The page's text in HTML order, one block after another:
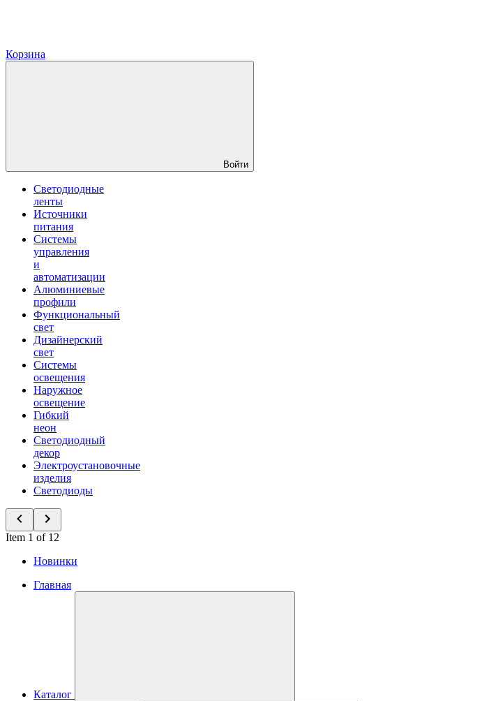
Корзина
Войти
Светодиодные
ленты
Источники
питания
Системы
управления
и
автоматизации
Алюминиевые
профили
Функциональный
свет
Дизайнерский
свет
Системы
освещения
Наружное
освещение
Гибкий
неон
Светодиодный
декор
Электроустановочные
изделия
Светодиоды
Item 1 of 12
Новинки
Главная
Каталог